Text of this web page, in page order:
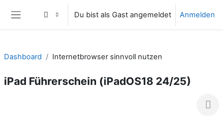
Website-Übersicht
Du bist als Gast angemeldet Anmelden
Dashboard Internetbrowser sinnvoll nutzen
iPad Führerschein (iPadOS18 24/25)